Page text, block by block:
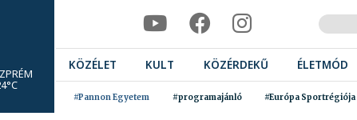
KÖZÉLET KULT KÖZÉRDEKŰ ÉLETMÓD
#Pannon Egyetem #programajánló #Európa Sportrégiója